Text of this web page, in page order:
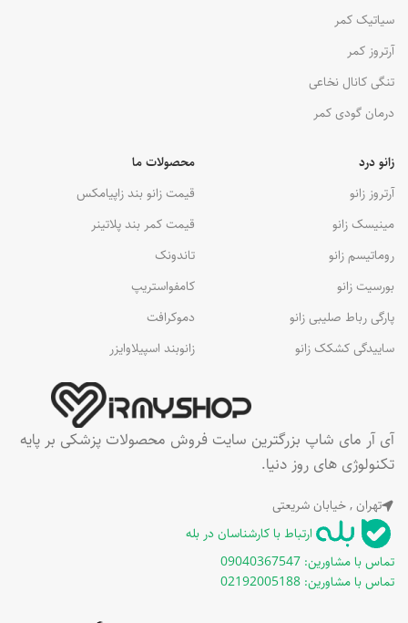
آی آر مای شاپ بزرگترین سایت فروش محصولات پزشکی بر پایه
تکنولوژی های روز دنیا.
تهران , خیابان شریعتی
ارتباط با کارشناسان در بله
تماس با مشاورین: 09040367547
تماس با مشاورین: 02192005188
محصولات ما
قیمت زانو بند زاپیامکس
قیمت کمر بند پلاتینر
تاندونک
کامفواستریپ
دموکرافت
زانوبند اسپیلاوایزر
زانو درد
آرتروز زانو
مینیسک زانو
روماتیسم زانو
بورسیت زانو
پارگی رباط صلیبی زانو
ساییدگی کشکک زانو
سیاتیک کمر
آرتروز کمر
تنگی کانال نخاعی
درمان گودی کمر